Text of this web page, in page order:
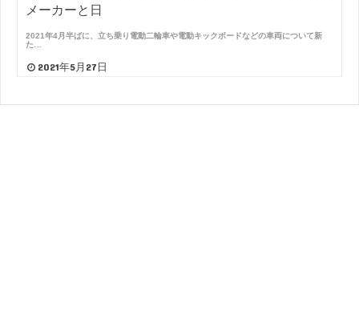
メーカーと日
2021年4月半ばに、立ち乗り電動二輪車や電動キックボードなどの車両について新
た…
2021年5月27日